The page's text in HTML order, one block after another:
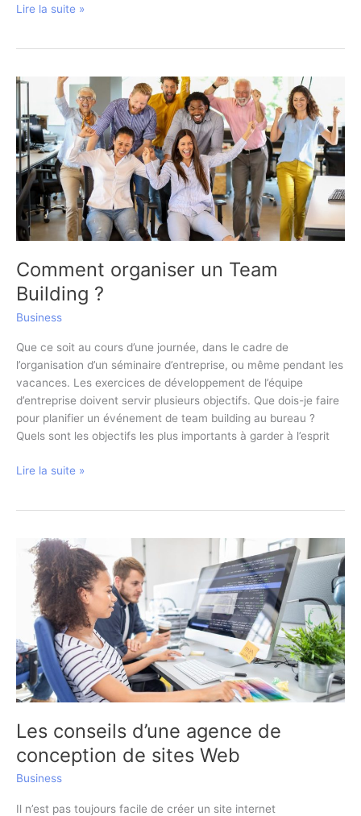
Pourquoi
démarquer
d’un
séminaire
d’entreprise
?
Lire la suite »
Comment organiser un Team
Building ?
Business
Que ce soit au cours d’une journée, dans le cadre de
l’organisation d’un séminaire d’entreprise, ou même pendant les
vacances. Les exercices de développement de l’équipe
d’entreprise doivent servir plusieurs objectifs. Que dois-je faire
pour planifier un événement de team building au bureau ?
Quels sont les objectifs les plus importants à garder à l’esprit
Comment
Building
Lire la suite »
Les conseils d’une agence de
conception de sites Web
Business
Il n’est pas toujours facile de créer un site internet